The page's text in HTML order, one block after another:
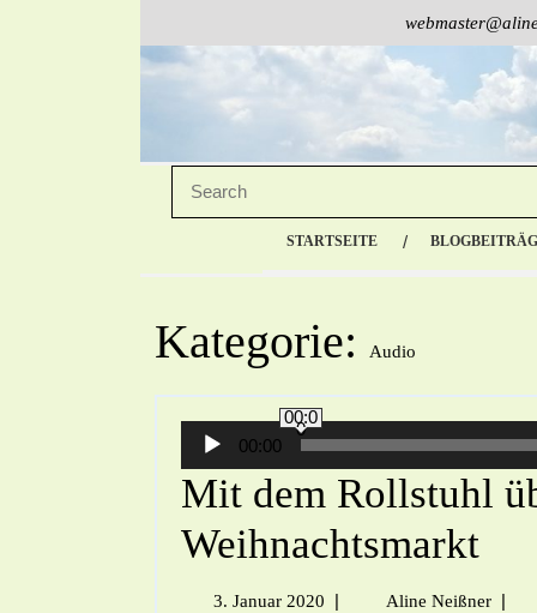
STARTSEITE
Kategorie: Audio
Audio-
Player
00:00
00:0
0
Mit dem Rollstuhl
Weihnachtsmarkt
3. Januar 2020 | Aline Neißner |